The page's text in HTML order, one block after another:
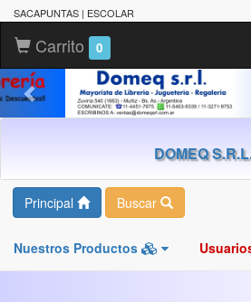
SACAPUNTAS | ESCOLAR
Carrito 0
DOMEQ
Principal Buscar
Nuestros Productos